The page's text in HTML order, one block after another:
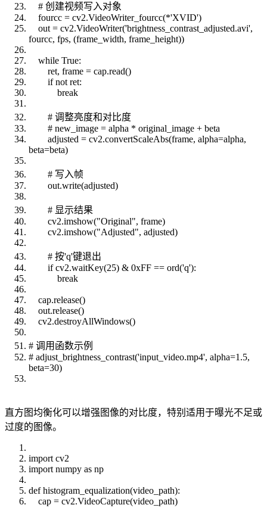
# 创建视频写入对象
fourcc = cv2.VideoWriter_fourcc(*'XVID')
out = cv2.VideoWriter('brightness_contrast_adjusted.avi',
fourcc, fps, (frame_width, frame_height))
while True:
ret, frame = cap.read()
if not ret:
break
# 调整亮度和对比度
# new_image = alpha * original_image + beta
adjusted = cv2.convertScaleAbs(frame, alpha=alpha,
beta=beta)
# 写入帧
out.write(adjusted)
# 显示结果
cv2.imshow("Original", frame)
cv2.imshow("Adjusted", adjusted)
# 按'q'键退出
if cv2.waitKey(25) & 0xFF == ord('q'):
break
cap.release()
out.release()
cv2.destroyAllWindows()
# 调用函数示例
# adjust_brightness_contrast('input_video.mp4', alpha=1.5,
beta=30)
直方图均衡化可以增强图像的对比度，特别适用于曝光不足或
过度的图像。
import cv2
import numpy as np
def histogram_equalization(video_path):
cap = cv2.VideoCapture(video_path)